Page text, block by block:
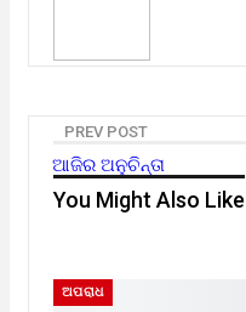
PREV POST
ଆଜିର ଅନୁଚିନ୍ତା
You Might Also Like
ଅପରାଧ